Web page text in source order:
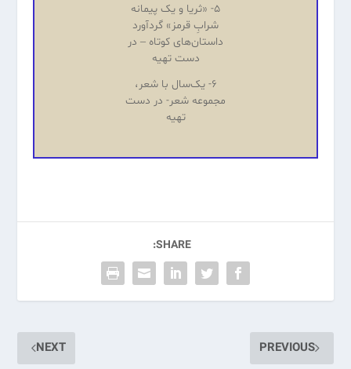
۵- «ثریا و یک پیمانه
شرابِ قرمز» گردآورد
داستان‌های کوتاه – در
دست تهیه
۶- یک‌سال با شعر،
مجموعه شعر- در دست
تهیه
SHARE:
PREVIOUS
NEXT